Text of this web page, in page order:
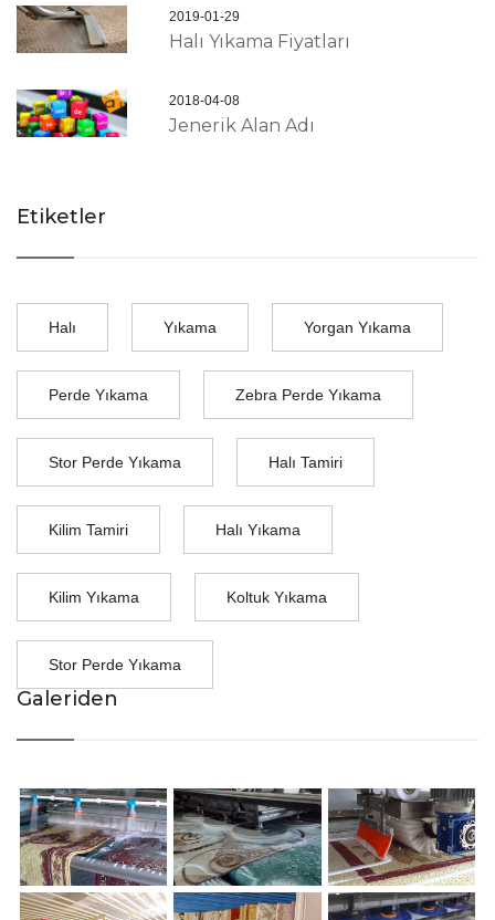
2019-01-29
Halı Yıkama Fiyatları
2018-04-08
Jenerik Alan Adı
Etiketler
Halı Yıkama Yorgan Yıkama
Perde Yıkama Zebra Perde Yıkama
Stor Perde Yıkama Halı Tamiri
Kilim Tamiri Halı Yıkama
Kilim Yıkama Koltuk Yıkama
Stor Perde Yıkama
Galeriden